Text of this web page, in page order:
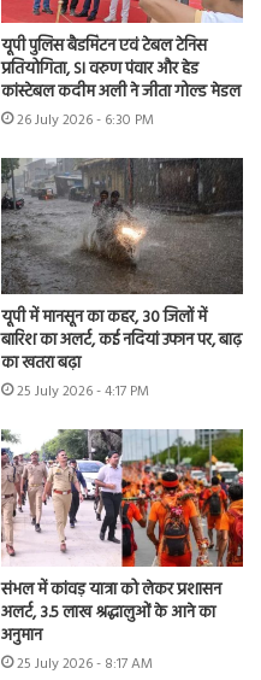
यूपी पुलिस बैडमिंटन एवं टेबल टेनिस
प्रतियोगिता, SI वरुण पंवार और हेड
कांस्टेबल कदीम अली ने जीता गोल्ड मेडल
26 July 2026 - 6:30 PM
यूपी में मानसून का कहर, 30 जिलों में
बारिश का अलर्ट, कई नदियां उफान पर, बाढ़
का खतरा बढ़ा
25 July 2026 - 4:17 PM
संभल में कांवड़ यात्रा को लेकर प्रशासन
अलर्ट, 3.5 लाख श्रद्धालुओं के आने का
अनुमान
25 July 2026 - 8:17 AM